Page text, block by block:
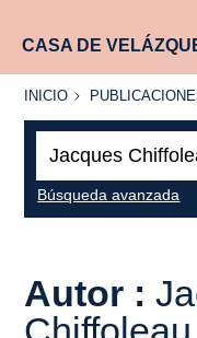
CASA DE
INICIO
INICIO
Búsqueda avanzada
Autor :